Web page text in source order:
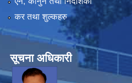
कर तथा शुल्कहरु
सूचना अधिकारी